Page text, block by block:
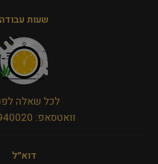
שעות עבודה
לכל שאלה
וואטסאפ: 0545940020
דוא״ל